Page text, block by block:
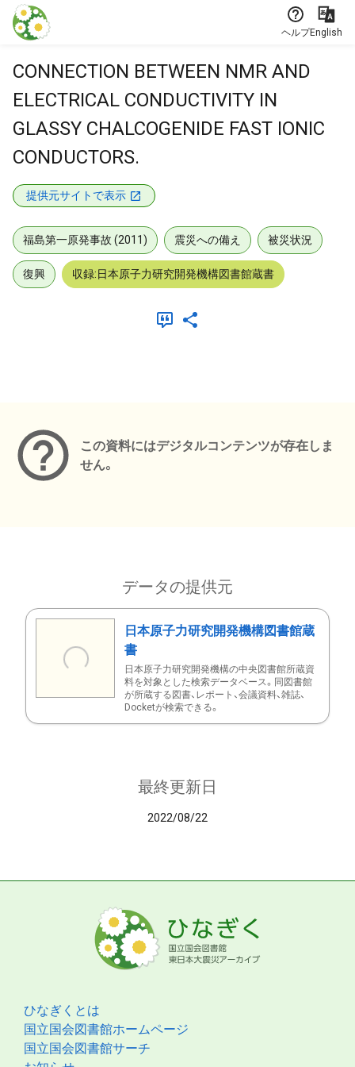
本文に飛ぶ
ヘルプEnglish
CONNECTION BETWEEN NMR AND
ELECTRICAL CONDUCTIVITY IN
GLASSY CHALCOGENIDE FAST IONIC
CONDUCTORS.
提供元サイトで表示
福島第一原発事故 (2011) 震災への備え 被災状況
復興 収録:日本原子力研究開発機構図書館蔵書
この資料にはデジタルコンテンツが存在しま
せん。
データの提供元
日本原子力研究開発機構図書館蔵
書
日本原子力研究開発機構の中央図書館所蔵資
料を対象とした検索データベース。同図書館
が所蔵する図書、レポート、会議資料、雑誌、
Docketが検索できる。
最終更新日
2022/08/22
ひなぎくとは
国立国会図書館ホームページ
国立国会図書館サーチ